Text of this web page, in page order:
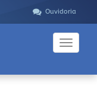
Ouvidoria
Toggle